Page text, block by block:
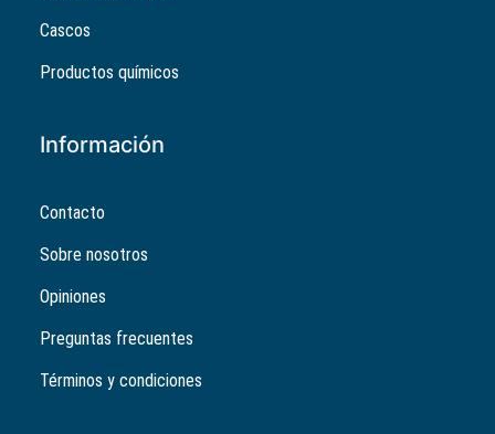
Cascos
Productos químicos
Información
Contacto
Sobre nosotros
Opiniones
Preguntas frecuentes
Términos y condiciones